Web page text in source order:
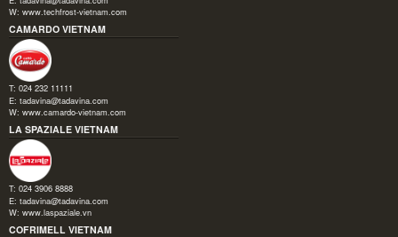
W: www.techfrost-vietnam.com
CAMARDO VIETNAM
T: 024 232 11111
E: tadavina@tadavina.com
W: www.camardo-vietnam.com
LA SPAZIALE VIETNAM
T: 024 3906 8888
E: tadavina@tadavina.com
W: www.laspaziale.vn
COFRIMELL VIETNAM